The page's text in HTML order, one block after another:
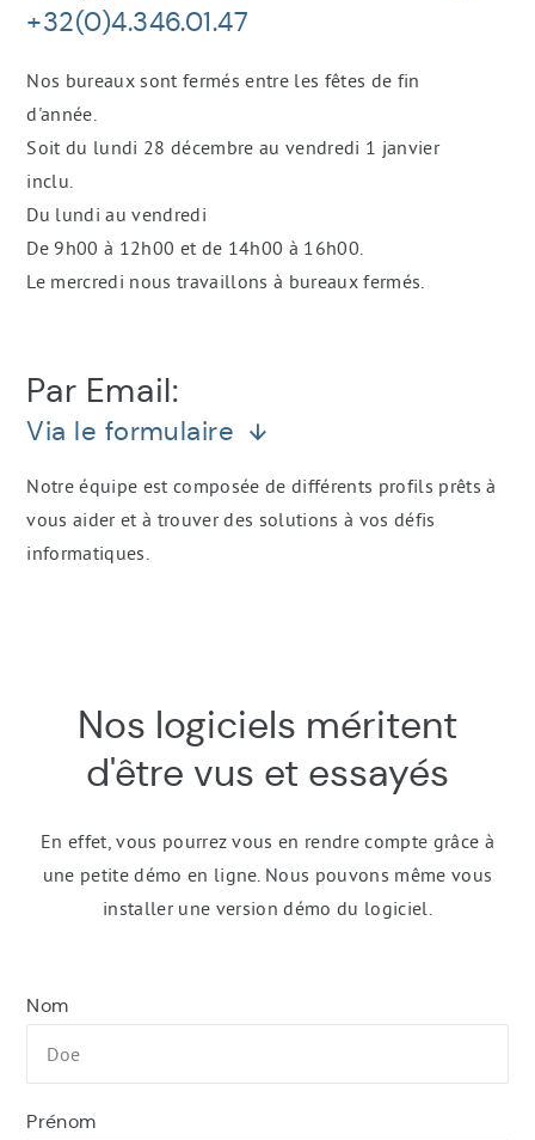
+32(0)4.346.01.47
Nos bureaux sont fermés entre les fêtes de fin
d'année.
Soit du lundi 28 décembre au vendredi 1 janvier
inclu.
Du lundi au vendredi
De 9h00 à 12h00 et de 14h00 à 16h00.
Le mercredi nous travaillons à bureaux fermés.
Par Email:
Via le formulaire
Notre équipe est composée de différents profils prêts à
vous aider et à trouver des solutions à vos défis
informatiques.
FormulaireNos logiciels méritent
d'être vus et essayés
En effet, vous pourrez vous en rendre compte grâce à
une petite démo en ligne. Nous pouvons même vous
installer une version démo du logiciel.
Nom
Prénom